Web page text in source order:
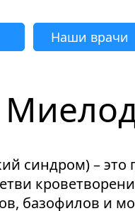
Наши врачи
вопрос
Мы свяжемся с
Некорректно
НеНе
синдром) –
базофилов и